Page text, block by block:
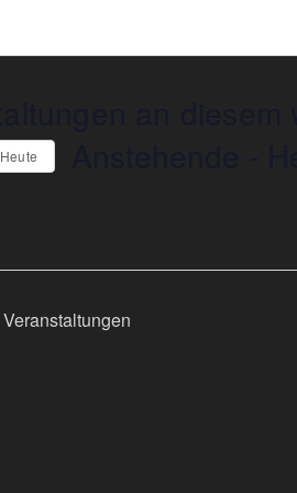
Heute
Veranstaltungen